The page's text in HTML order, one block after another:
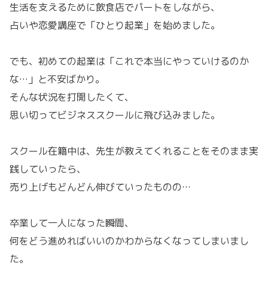
生活を支えるために飲食店でパートをしながら、
占いや恋愛講座で「ひとり起業」を始めました。
でも、初めての起業は「これで本当にやっていけるのか
な…」と不安ばかり。
そんな状況を打開したくて、
思い切ってビジネススクールに飛び込みました。
スクール在籍中は、先生が教えてくれることをそのまま実
践していったら、
売り上げもどんどん伸びていったものの…
卒業して一人になった瞬間、
何をどう進めればいいのかわからなくなってしまいまし
た。